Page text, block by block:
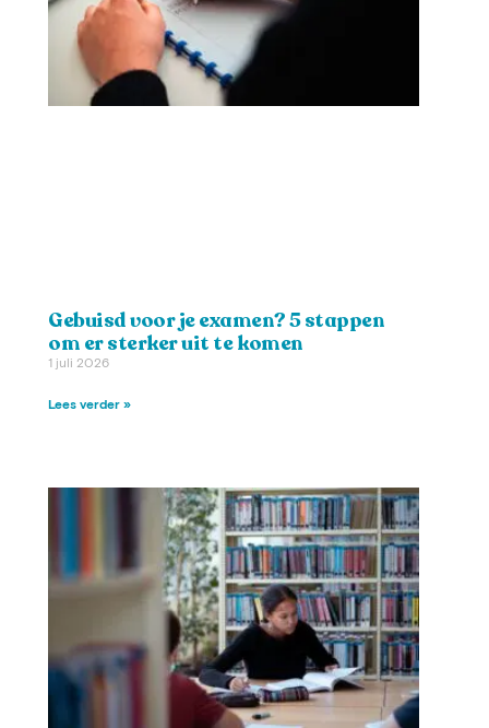
Gebuisd voor je examen? 5 stappen
om er sterker uit te komen
1 juli 2026
Lees verder »